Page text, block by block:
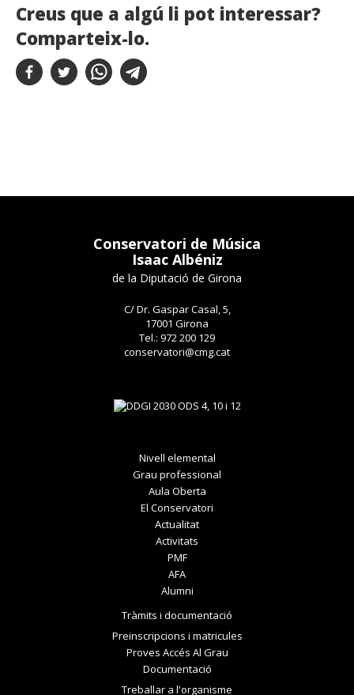
Creus que a algú li pot interessar?
Comparteix-lo.
Conservatori de Música
Isaac Albéniz
de la Diputació de Girona
C/ Dr. Gaspar Casal, 5,
17001 Girona
Tel.: 972 200 129
conservatori@cmg.cat
Nivell elemental
Grau professional
Aula Oberta
El Conservatori
Actualitat
Activitats
PMF
AFA
Alumni
Tràmits i documentació
Preinscripcions i matricules
Proves Accés Al Grau
Documentació
Treballar a l'organisme